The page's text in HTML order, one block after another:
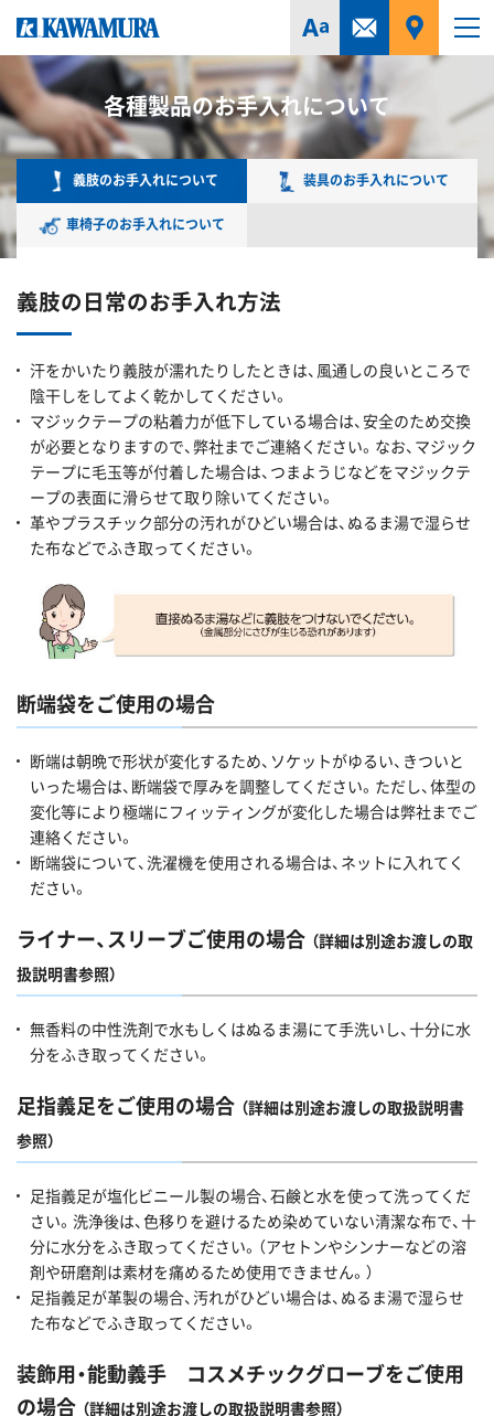
各種製品のお手入れについて
義肢のお手入れについて 装具のお手入れについて
車椅子のお手入れについて
義肢の日常のお手入れ方法
汗をかいたり義肢が濡れたりしたときは、風通しの良いところで
陰干しをしてよく乾かしてください。
マジックテープの粘着力が低下している場合は、安全のため交換
が必要となりますので、弊社までご連絡ください。なお、マジック
テープに毛玉等が付着した場合は、つまようじなどをマジックテ
ープの表面に滑らせて取り除いてください。
革やプラスチック部分の汚れがひどい場合は、ぬるま湯で湿らせ
た布などでふき取ってください。
断端袋をご使用の場合
断端は朝晩で形状が変化するため、ソケットがゆるい、きついと
いった場合は、断端袋で厚みを調整してください。ただし、体型の
変化等により極端にフィッティングが変化した場合は弊社までご
連絡ください。
断端袋について、洗濯機を使用される場合は、ネットに入れてく
ださい。
ライナー、スリーブご使用の場合 （詳細は別途お渡しの取
扱説明書参照）
無香料の中性洗剤で水もしくはぬるま湯にて手洗いし、十分に水
分をふき取ってください。
足指義足をご使用の場合 （詳細は別途お渡しの取扱説明書
参照）
足指義足が塩化ビニール製の場合、石鹸と水を使って洗ってくだ
さい。洗浄後は、色移りを避けるため染めていない清潔な布で、十
分に水分をふき取ってください。（アセトンやシンナーなどの溶
剤や研磨剤は素材を痛めるため使用できません。）
足指義足が革製の場合、汚れがひどい場合は、ぬるま湯で湿らせ
た布などでふき取ってください。
装飾用・能動義手 コスメチックグローブをご使用
の場合 （詳細は別途お渡しの取扱説明書参照）